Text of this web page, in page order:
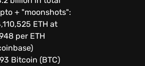
+ "moonshots":
ETH at
per ETH
Bitcoin (BTC)